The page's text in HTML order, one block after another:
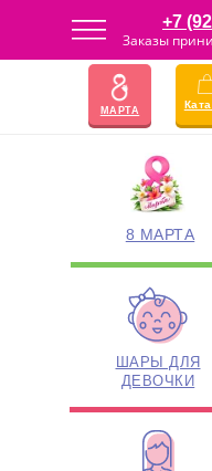
Заказы
+7
МАРТА
ШАРЫ ДЛЯ
ДЕВОЧКИ
АКЦИИ
8 МАРТА